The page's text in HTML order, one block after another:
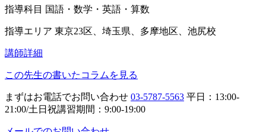
指導科目 国語・数学・英語・算数
指導エリア 東京23区、埼玉県、多摩地区、池尻校
講師詳細
この先生の書いたコラムを見る
まずはお電話でお問い合わせ 03-5787-5563 平日：13:00-
21:00/土日祝講習期間：9:00-19:00